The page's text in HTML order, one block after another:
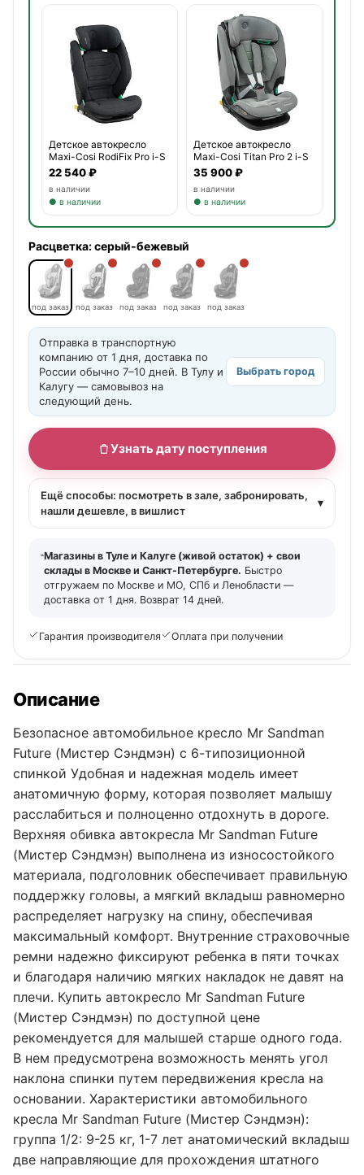
Детское автокресло
Maxi-Cosi RodiFix Pro i-S
22 540 ₽
в наличии
● в наличии
Детское автокресло
Maxi-Cosi Titan Pro 2 i-S
35 900 ₽
в наличии
● в наличии
Расцветка:серый-бежевый
под заказ под заказ под заказ под заказ под заказ
Отправка в транспортную
компанию от 1 дня, доставка по
России обычно 7–10 дней. В Тулу и
Калугу — самовывоз на
следующий день.
Выбрать город
Узнать дату поступления
Ещё способы: посмотреть в зале, забронировать,
нашли дешевле, в вишлист
▾
Магазины в Туле и Калуге (живой остаток) + свои
склады в Москве и Санкт-Петербурге. Быстро
отгружаем по Москве и МО, СПб и Ленобласти —
доставка от 1 дня. Возврат 14 дней.
Гарантия производителя Оплата при получении
Описание
Безопасное автомобильное кресло Mr Sandman
Future (Мистер Сэндмэн) с 6-типозиционной
спинкой Удобная и надежная модель имеет
анатомичную форму, которая позволяет малышу
расслабиться и полноценно отдохнуть в дороге.
Верхняя обивка автокресла Mr Sandman Future
(Мистер Сэндмэн) выполнена из износостойкого
материала, подголовник обеспечивает правильную
поддержку головы, а мягкий вкладыш равномерно
распределяет нагрузку на спину, обеспечивая
максимальный комфорт. Внутренние страховочные
ремни надежно фиксируют ребенка в пяти точках
и благодаря наличию мягких накладок не давят на
плечи. Купить автокресло Mr Sandman Future
(Мистер Сэндмэн) по доступной цене
рекомендуется для малышей старше одного года.
В нем предусмотрена возможность менять угол
наклона спинки путем передвижения кресла на
основании. Характеристики автомобильного
кресла Mr Sandman Future (Мистер Сэндмэн):
группа 1/2: 9-25 кг, 1-7 лет анатомический вкладыш
две направляющие для прохождения штатного